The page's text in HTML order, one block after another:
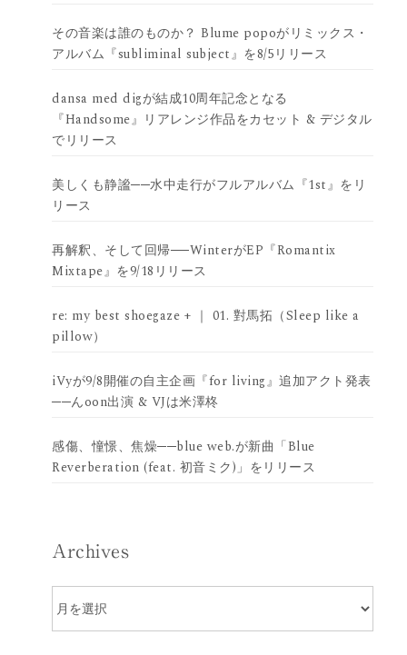
その音楽は誰のものか？ Blume popoがリミックス・
アルバム『subliminal subject』を8/5リリース
dansa med digが結成10周年記念となる
『Handsome』リアレンジ作品をカセット & デジタル
でリリース
美しくも静謐──水中走行がフルアルバム『1st』をリ
リース
再解釈、そして回帰──WinterがEP『Romantix
Mixtape』を9/18リリース
re: my best shoegaze + ｜ 01. 對馬拓（Sleep like a
pillow）
iVyが9/8開催の自主企画『for living』追加アクト発表
──んoon出演 & VJは米澤柊
感傷、憧憬、焦燥──blue web.が新曲「Blue
Reverberation (feat. 初音ミク)」をリリース
Archives